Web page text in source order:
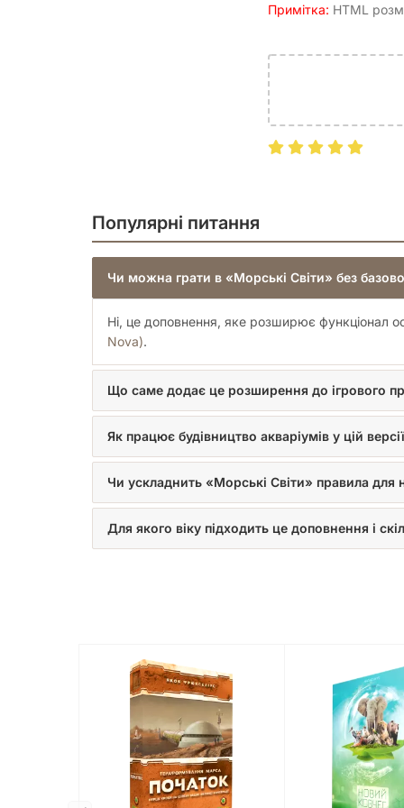
Примітка: HTML
Популярні питання
Чи можна грати в «Морські Світи» без
Ні, це доповнення, яке розширює функціонал
Nova).
Що саме додає це розширення до ігрового
Як працює будівництво акваріумів у цій
Чи ускладнить «Морські Світи» правила для
Для якого віку підходить це доповнення і